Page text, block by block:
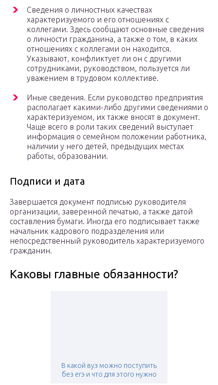
Сведения о личностных качествах
характеризуемого и его отношениях с
коллегами. Здесь сообщают основные сведения
о личности гражданина, а также о том, в каких
отношениях с коллегами он находится.
Указывают, конфликтует ли он с другими
сотрудниками, руководством, пользуется ли
уважением в трудовом коллективе.
Иные сведения. Если руководство предприятия
располагает какими-либо другими сведениями о
характеризуемом, их также вносят в документ.
Чаще всего в роли таких сведений выступает
информация о семейном положении работника,
наличии у него детей, предыдущих местах
работы, образовании.
Подписи и дата
Завершается документ подписью руководителя
организации, заверенной печатью, а также датой
составления бумаги. Иногда его подписывает также
начальник кадрового подразделения или
непосредственный руководитель характеризуемого
гражданин.
Каковы главные обязанности?
В какой вуз можно поступить
без егэ и что для этого нужно